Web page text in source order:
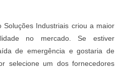
Industriais criou a maior
no mercado. Se estiver
de emergência e gostaria de
selecione um dos fornecedores